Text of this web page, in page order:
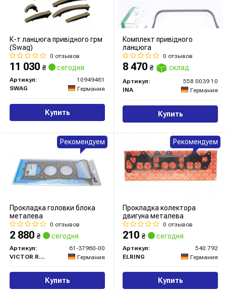
К-т ланцюга привідного грм
(Swag)
0 отзывов
11 030 ₴ сегодня
Артикул:
10949461
SWAG
Германия
Купить
Комплект привідного
ланцюга
0 отзывов
8 470 ₴ склад
Артикул:
558 0039 10
INA
Германия
Купить
Прокладка головки блока
металева
0 отзывов
2 880 ₴ сегодня
Артикул:
61-37960-00
VICTOR REINZ
Германия
Купить
Рекомендуем
Прокладка колектора
двигуна металева
0 отзывов
210 ₴ сегодня
Артикул:
540.792
ELRING
Германия
Купить
Рекомендуем